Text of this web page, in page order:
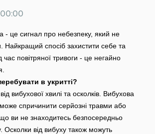
- це сигнал про небезпеку, який не
Найкращий спосіб захистити себе та
час повітряної тривоги - це негайно
в укритті?
вибухової хвилі та осколків. Вибухова
спричинити серйозні травми або
ви не знаходитесь безпосередньо
Осколки від вибуху також можуть